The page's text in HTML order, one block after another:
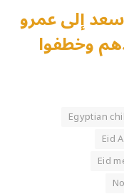
إلى عمرو
وخطفوا
Egyptian
Eid
Eid